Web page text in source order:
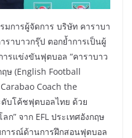
การผู้จัดการ บริษัท คาราบา
ราบาวกรุ๊ป ตอกย้ำการเป็นผู้
รแข่งขันฟุตบอล “คาราบาว
ษ (English Football
Coach the
ดับโค้ชฟุตบอลไทย ด้วย
” จาก EFL ประเทศอังกฤษ
ารณ์ด้านการฝึกสอนฟุตบอล